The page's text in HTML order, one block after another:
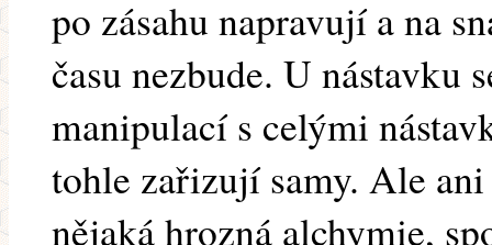
po zásahu napravují a na
času nezbude. U nástavku
manipulací s celými
tohle zařizují samy. Ale
nějaká hrozná alchymie,